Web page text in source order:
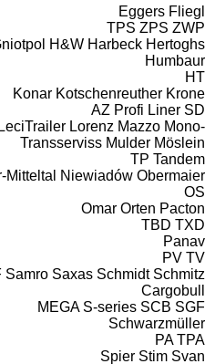
Eggers Fliegl
TPS ZPS ZWP
H&W Harbeck Hertoghs
Humbaur
HT
Konar Kotschenreuther Krone
AZ Profi Liner SD
LeciTrailer Lorenz Mazzo Mono-
Transserviss Mulder Möslein
TP Tandem
Mitteltal
Niewiadów Obermaier
OS
Omar Orten Pacton
TBD TXD
Panav
PV TV
Samro Saxas Schmidt Schmitz
Cargobull
MEGA S-series SCB SGF
Schwarzmüller
PA TPA
Spier Stim Svan